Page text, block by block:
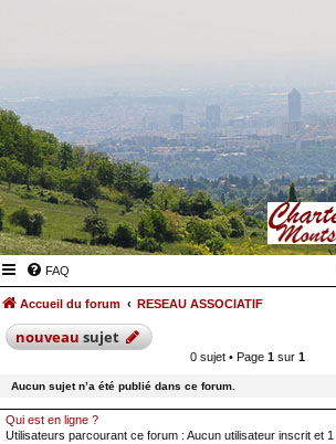
FAQ
Accueil du forum RESEAU ASSOCIATIF
nouveausujet
0 sujet • Page 1 sur 1
Aucun sujet n’a été publié dans ce forum.
Qui est en ligne ?
Utilisateurs parcourant ce forum : Aucun utilisateur inscrit et 1